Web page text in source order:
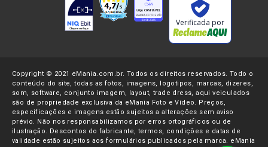
Verificada por
Copyright © 2021 eMania.com.br. Todos os direitos reservados. Todo o
conteúdo do site, todas as fotos, imagens, logotipos, marcas, dizeres,
som, software, conjunto imagem, layout, trade dress, aqui veiculados
são de propriedade exclusiva da eMania Foto e Vídeo. Preços,
especificações e imagens estão sujeitos a alterações sem aviso
prévio. Não nos responsabilizamos por erros ortográficos ou de
ilustração. Descontos do fabricante, termos, condições e datas de
validade estão sujeitos aos formulários publicados pela marca. eMania